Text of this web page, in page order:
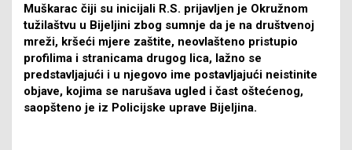
Muškarac čiji su inicijali R.S. prijavljen je Okružnom
tužilaštvu u Bijeljini zbog sumnje da je na društvenoj
mreži, kršeći mjere zaštite, neovlašteno pristupio
profilima i stranicama drugog lica, lažno se
predstavljajući i u njegovo ime postavljajući neistinite
objave, kojima se narušava ugled i čast oštećenog,
saopšteno je iz Policijske uprave Bijeljina.